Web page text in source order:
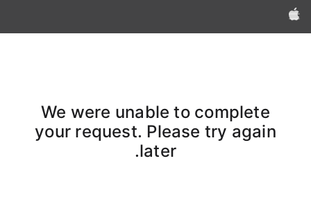
Apple‏
We were unable to complete
your request. Please try again
later.